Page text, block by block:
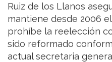
Ruiz de los Llanos
mantiene desde 2006
prohíbe la reelección
sido reformado
actual secretaria